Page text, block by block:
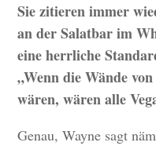
Sie zitieren immer
an der Salatbar im
eine herrliche
„Wenn die Wände
wären, wären alle
Genau, Wayne sagt